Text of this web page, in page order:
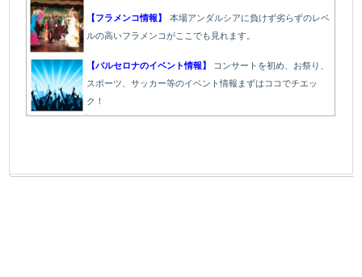
【フラメンコ情報】
本場アンダルシアに負けず劣らずのレベ
ルの高いフラメンコがここでも見れます。
【バルセロナのイベント情報】
コンサートを初め、お祭り、
スポーツ、サッカー等のイベント情報まずはココでチエッ
ク！